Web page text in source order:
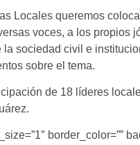
Locales queremos
voces, a los propios
sociedad civil e
sobre el tema.
de 18 líderes
border_color=””